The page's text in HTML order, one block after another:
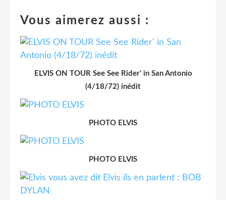
Vous aimerez aussi :
ELVIS ON TOUR See See Rider' in San Antonio
(4/18/72) inédit
PHOTO ELVIS
PHOTO ELVIS